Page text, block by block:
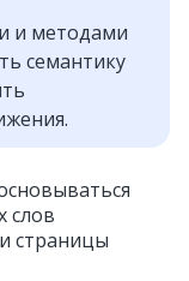
и методами
семантику
слов
страницы